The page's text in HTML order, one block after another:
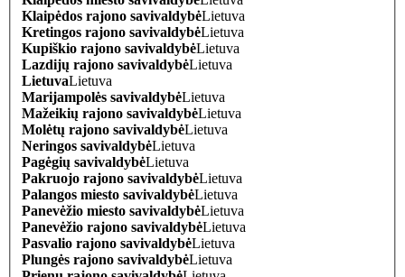
Klaipėdos rajono savivaldybėLietuva
Kretingos rajono savivaldybėLietuva
Kupiškio rajono savivaldybėLietuva
Lazdijų rajono savivaldybėLietuva
LietuvaLietuva
Marijampolės savivaldybėLietuva
Mažeikių rajono savivaldybėLietuva
Molėtų rajono savivaldybėLietuva
Neringos savivaldybėLietuva
Pagėgių savivaldybėLietuva
Pakruojo rajono savivaldybėLietuva
Palangos miesto savivaldybėLietuva
Panevėžio miesto savivaldybėLietuva
Panevėžio rajono savivaldybėLietuva
Pasvalio rajono savivaldybėLietuva
Plungės rajono savivaldybėLietuva